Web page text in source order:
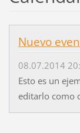
Nuevo
08.07.2014
Esto es un
editarlo como